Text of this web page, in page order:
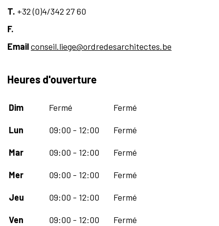
T. +32 (0)4/342 27 60
F.
Emailconseil.liege@ordredesarchitectes.be
Heures d'ouverture
Dim Fermé Fermé
Lun 09:00 - 12:00 Fermé
Mar 09:00 - 12:00 Fermé
Mer 09:00 - 12:00 Fermé
Jeu 09:00 - 12:00 Fermé
Ven 09:00 - 12:00 Fermé